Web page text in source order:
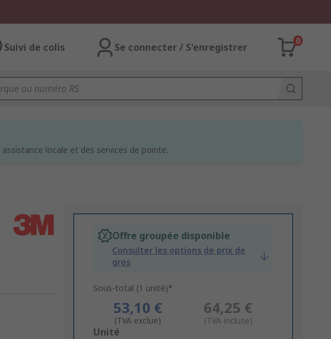
Suivi de colis Se connecter / S'enregistrer
0
locale et des services de pointe.
Offre groupée disponible
Consulter les options de prix de
gros
Sous-total (1 unité)*
53,10 €
(TVA exclue)
64,25 €
(TVA incluse)
Add
Unité